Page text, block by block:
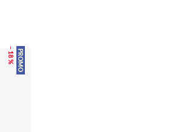
PROMO
– 18 %